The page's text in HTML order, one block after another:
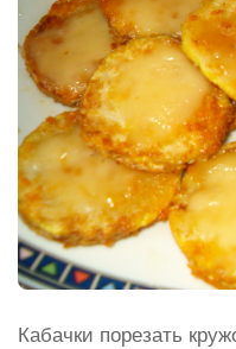
Кабачки порезать